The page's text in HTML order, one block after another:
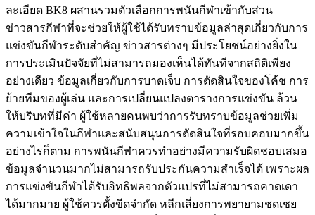
ละเอียด BK8 ผสานรวมตัวเลือกการพนันกีฬาเข้ากับส่วน
ข่าวสารกีฬาที่จะช่วยให้ผู้ใช้ได้รับทราบข้อมูลล่าสุดเกี่ยวกับการ
แข่งขันกีฬาระดับสำคัญ ข่าวสารต่างๆ มีประโยชน์อย่างยิ่งใน
การประเมินปัจจัยที่ไม่สามารถมองเห็นได้ทันทีจากสถิติเพียง
อย่างเดียว ข้อมูลเกี่ยวกับการบาดเจ็บ การตัดสินใจของโค้ช การ
ย้ายทีมของผู้เล่น และการเปลี่ยนแปลงตารางการแข่งขัน ล้วน
ให้บริบทที่มีค่า ผู้ใช้หลายคนพบว่าการรับทราบข้อมูลช่วยเพิ่ม
ความเข้าใจในกีฬาและสนับสนุนการตัดสินใจที่รอบคอบมากขึ้น
อย่างไรก็ตาม การพนันกีฬาควรทำอย่างมีความรับผิดชอบเสมอ
ข้อมูลจำนวนมากไม่สามารถรับประกันความสำเร็จได้ เพราะผล
การแข่งขันกีฬาได้รับอิทธิพลจากตัวแปรที่ไม่สามารถคาดเดา
ได้มากมาย ผู้ใช้ควรตั้งขีดจำกัด หลีกเลี่ยงการพยายามชดเชย